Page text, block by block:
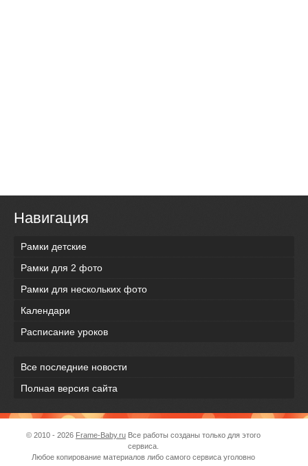
Навигация
Рамки детские
Рамки для 2 фото
Рамки для нескольких фото
Календари
Расписание уроков
Все последние новости
Полная версия сайта
© 2010 - 2026 Frame-Baby.ru Все работы созданы только для этого
сервиса.
Любое копирование материалов либо самого сервиса уголовно